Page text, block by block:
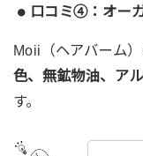
口コミ④：オー
Moii（ヘアバーム
色、無鉱物油、ア
す。